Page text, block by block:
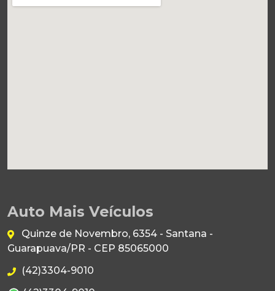
Auto Mais Veículos
Quinze de Novembro, 6354 - Santana -
Guarapuava/PR - CEP 85065000
(42)3304-9010